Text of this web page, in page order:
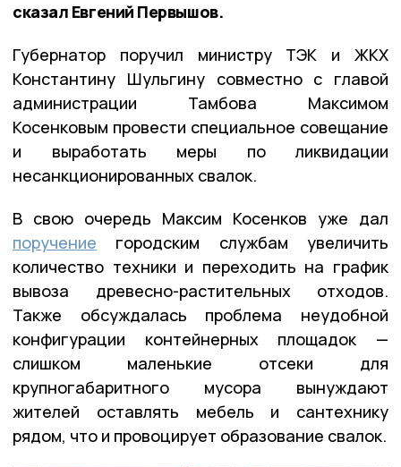
сказал Евгений Первышов.
Губернатор поручил министру ТЭК и ЖКХ
Константину Шульгину совместно с главой
администрации Тамбова Максимом
Косенковым провести специальное совещание
и выработать меры по ликвидации
несанкционированных свалок.
В свою очередь Максим Косенков уже дал
поручение городским службам увеличить
количество техники и переходить на график
вывоза древесно-растительных отходов.
Также обсуждалась проблема неудобной
конфигурации контейнерных площадок —
слишком маленькие отсеки для
крупногабаритного мусора вынуждают
жителей оставлять мебель и сантехнику
рядом, что и провоцирует образование свалок.